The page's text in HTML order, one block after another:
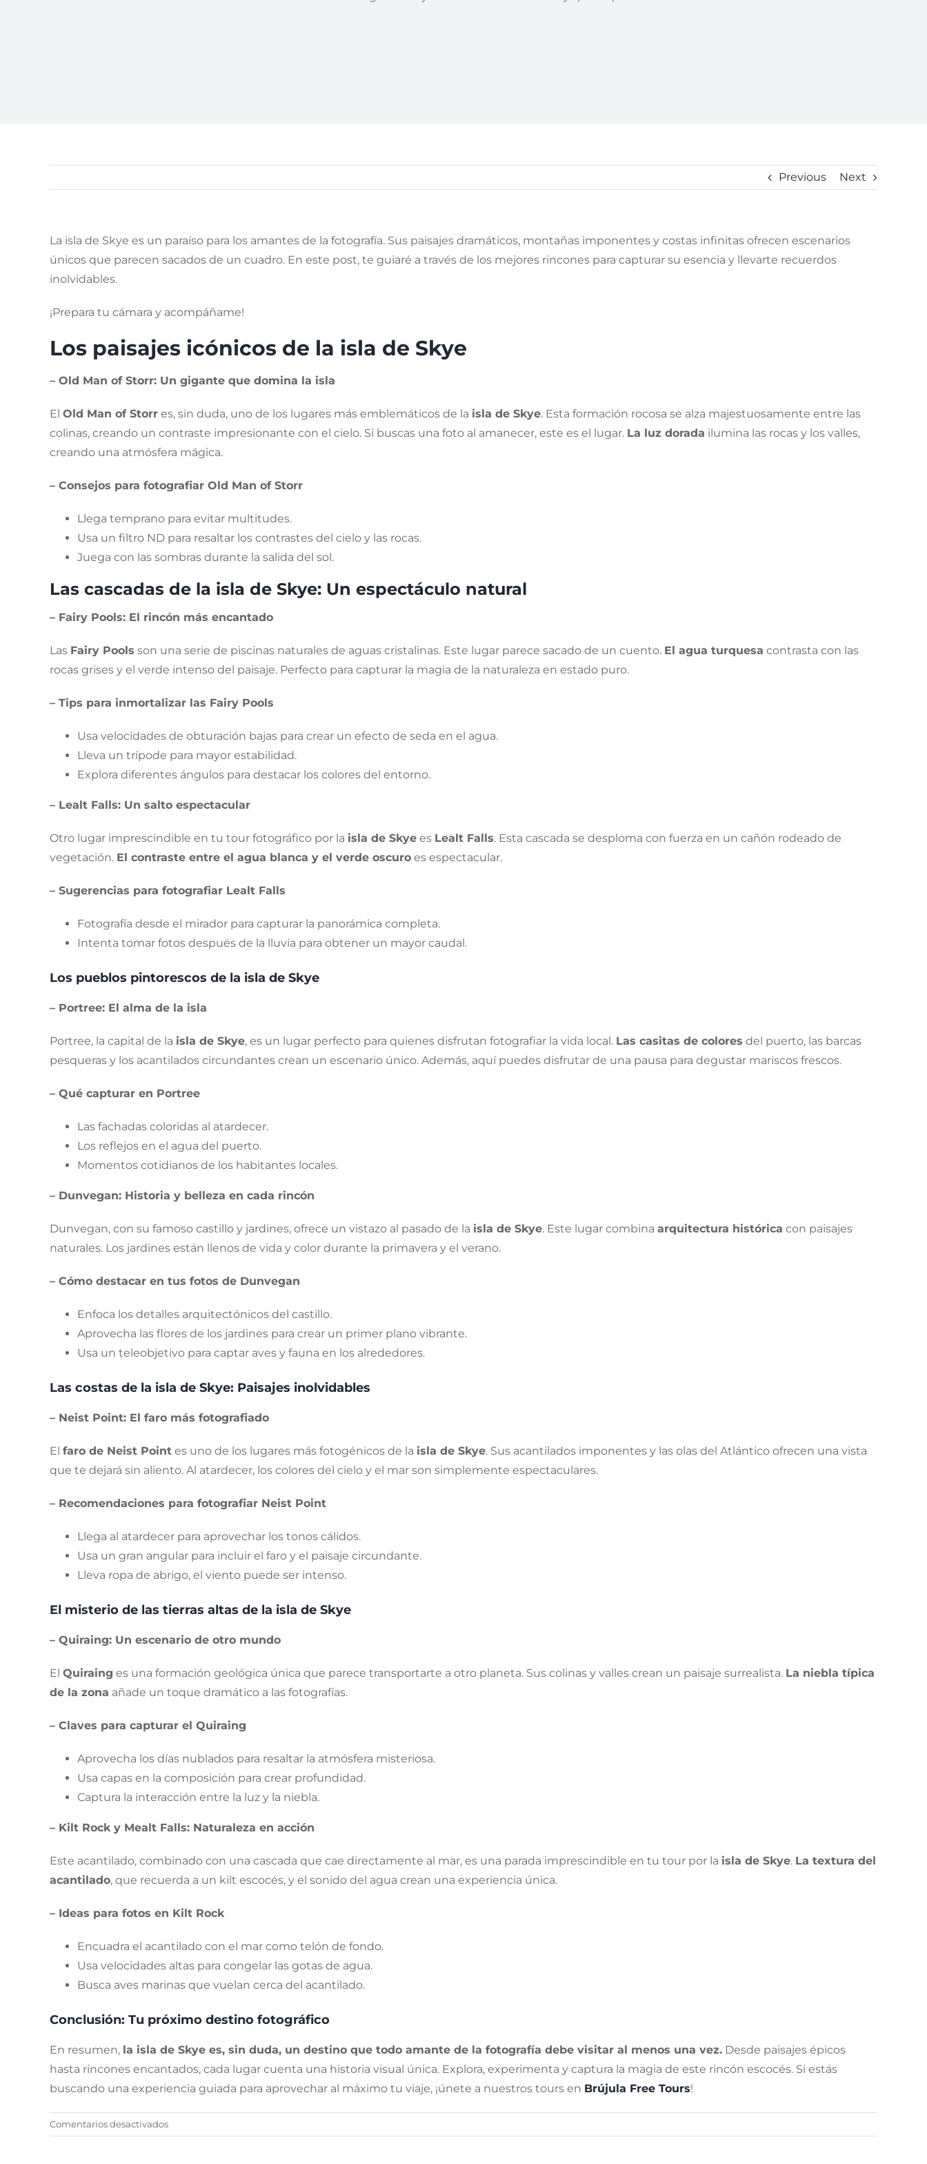
Previous Next
La isla de Skye es un paraíso para los amantes de la fotografía. Sus paisajes dramáticos, montañas imponentes y costas infinitas ofrecen escenarios
únicos que parecen sacados de un cuadro. En este post, te guiaré a través de los mejores rincones para capturar su esencia y llevarte recuerdos
inolvidables.
¡Prepara tu cámara y acompáñame!
Los paisajes icónicos de la isla de Skye
– Old Man of Storr: Un gigante que domina la isla
El Old Man of Storr es, sin duda, uno de los lugares más emblemáticos de la isla de Skye. Esta formación rocosa se alza majestuosamente entre las
colinas, creando un contraste impresionante con el cielo. Si buscas una foto al amanecer, este es el lugar. La luz dorada ilumina las rocas y los valles,
creando una atmósfera mágica.
– Consejos para fotografiar Old Man of Storr
Llega temprano para evitar multitudes.
Usa un filtro ND para resaltar los contrastes del cielo y las rocas.
Juega con las sombras durante la salida del sol.
Las cascadas de la isla de Skye: Un espectáculo natural
– Fairy Pools: El rincón más encantado
Las Fairy Pools son una serie de piscinas naturales de aguas cristalinas. Este lugar parece sacado de un cuento. El agua turquesa contrasta con las
rocas grises y el verde intenso del paisaje. Perfecto para capturar la magia de la naturaleza en estado puro.
– Tips para inmortalizar las Fairy Pools
Usa velocidades de obturación bajas para crear un efecto de seda en el agua.
Lleva un trípode para mayor estabilidad.
Explora diferentes ángulos para destacar los colores del entorno.
– Lealt Falls: Un salto espectacular
Otro lugar imprescindible en tu tour fotográfico por la isla de Skye es Lealt Falls. Esta cascada se desploma con fuerza en un cañón rodeado de
vegetación. El contraste entre el agua blanca y el verde oscuro es espectacular.
– Sugerencias para fotografiar Lealt Falls
Fotografía desde el mirador para capturar la panorámica completa.
Intenta tomar fotos después de la lluvia para obtener un mayor caudal.
Los pueblos pintorescos de la isla de Skye
– Portree: El alma de la isla
Portree, la capital de la isla de Skye, es un lugar perfecto para quienes disfrutan fotografiar la vida local. Las casitas de colores del puerto, las barcas
pesqueras y los acantilados circundantes crean un escenario único. Además, aquí puedes disfrutar de una pausa para degustar mariscos frescos.
– Qué capturar en Portree
Las fachadas coloridas al atardecer.
Los reflejos en el agua del puerto.
Momentos cotidianos de los habitantes locales.
– Dunvegan: Historia y belleza en cada rincón
Dunvegan, con su famoso castillo y jardines, ofrece un vistazo al pasado de la isla de Skye. Este lugar combina arquitectura histórica con paisajes
naturales. Los jardines están llenos de vida y color durante la primavera y el verano.
– Cómo destacar en tus fotos de Dunvegan
Enfoca los detalles arquitectónicos del castillo.
Aprovecha las flores de los jardines para crear un primer plano vibrante.
Usa un teleobjetivo para captar aves y fauna en los alrededores.
Las costas de la isla de Skye: Paisajes inolvidables
– Neist Point: El faro más fotografiado
El faro de Neist Point es uno de los lugares más fotogénicos de la isla de Skye. Sus acantilados imponentes y las olas del Atlántico ofrecen una vista
que te dejará sin aliento. Al atardecer, los colores del cielo y el mar son simplemente espectaculares.
– Recomendaciones para fotografiar Neist Point
Llega al atardecer para aprovechar los tonos cálidos.
Usa un gran angular para incluir el faro y el paisaje circundante.
Lleva ropa de abrigo, el viento puede ser intenso.
El misterio de las tierras altas de la isla de Skye
– Quiraing: Un escenario de otro mundo
El Quiraing es una formación geológica única que parece transportarte a otro planeta. Sus colinas y valles crean un paisaje surrealista. La niebla típica
de la zona añade un toque dramático a las fotografías.
– Claves para capturar el Quiraing
Aprovecha los días nublados para resaltar la atmósfera misteriosa.
Usa capas en la composición para crear profundidad.
Captura la interacción entre la luz y la niebla.
– Kilt Rock y Mealt Falls: Naturaleza en acción
Este acantilado, combinado con una cascada que cae directamente al mar, es una parada imprescindible en tu tour por la isla de Skye. La textura del
acantilado, que recuerda a un kilt escocés, y el sonido del agua crean una experiencia única.
– Ideas para fotos en Kilt Rock
Encuadra el acantilado con el mar como telón de fondo.
Usa velocidades altas para congelar las gotas de agua.
Busca aves marinas que vuelan cerca del acantilado.
Conclusión: Tu próximo destino fotográfico
En resumen, la isla de Skye es, sin duda, un destino que todo amante de la fotografía debe visitar al menos una vez. Desde paisajes épicos
hasta rincones encantados, cada lugar cuenta una historia visual única. Explora, experimenta y captura la magia de este rincón escocés. Si estás
buscando una experiencia guiada para aprovechar al máximo tu viaje, ¡únete a nuestros tours en Brújula Free Tours!
Comentarios desactivadosen
Tour